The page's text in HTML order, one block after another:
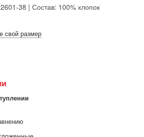
38 | Состав: 100% хлопок
свой размер